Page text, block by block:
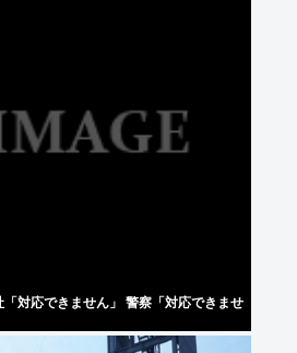
対応できません」 警察「対応できませ